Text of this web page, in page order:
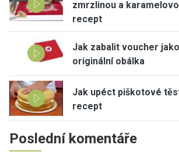
zmrzlinou a
recept
Jak zabalit voucher
originální obálka
Jak upéct piškotové
recept
Poslední komentáře